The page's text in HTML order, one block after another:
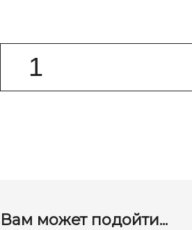
Вам может подойти...